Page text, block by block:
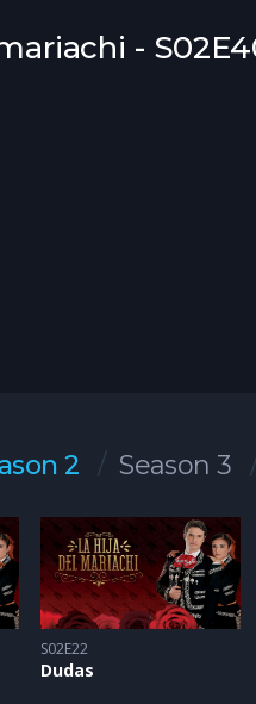
-
2 Season 3
S02E22
Dudas